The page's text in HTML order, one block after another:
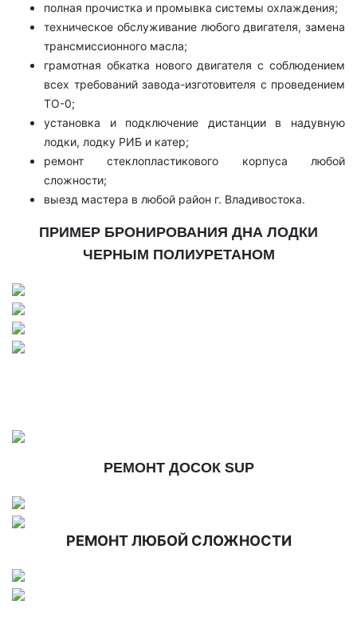
полная прочистка и промывка системы охлаждения;
техническое обслуживание любого двигателя, замена
трансмиссионного масла;
грамотная обкатка нового двигателя с соблюдением
всех требований завода-изготовителя с проведением
ТО-0;
установка и подключение дистанции в надувную
лодки, лодку РИБ и катер;
ремонт стеклопластикового корпуса любой
сложности;
выезд мастера в любой район г. Владивостока.
ПРИМЕР БРОНИРОВАНИЯ ДНА ЛОДКИ
ЧЕРНЫМ ПОЛИУРЕТАНОМ
РЕМОНТ ДОСОК SUP
РЕМОНТ ЛЮБОЙ СЛОЖНОСТИ